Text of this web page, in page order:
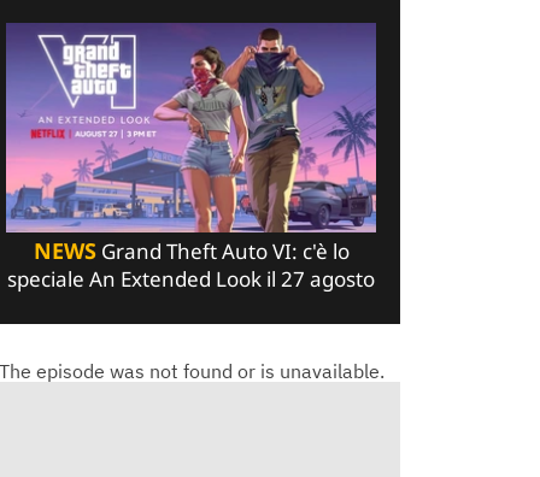
NEWSGrand Theft Auto VI: c'è lo
speciale An Extended Look il 27 agosto